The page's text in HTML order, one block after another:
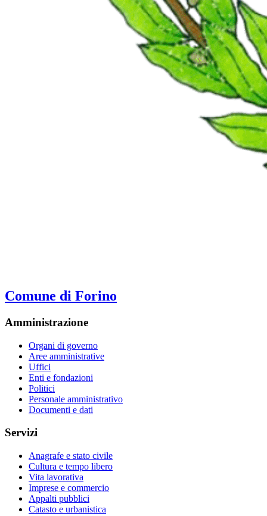
Comune di Forino
Amministrazione
Organi di governo
Aree amministrative
Uffici
Enti e fondazioni
Politici
Personale amministrativo
Documenti e dati
Servizi
Anagrafe e stato civile
Cultura e tempo libero
Vita lavorativa
Imprese e commercio
Appalti pubblici
Catasto e urbanistica